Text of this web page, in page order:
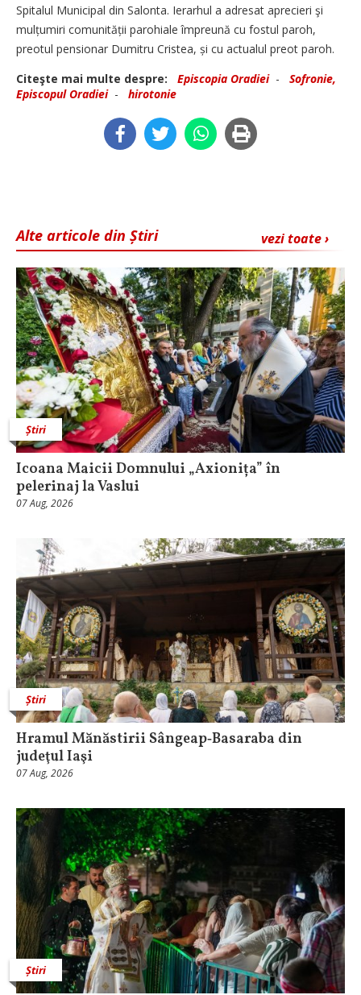
Spitalul Muni­cipal din Salonta. Ierarhul a adresat aprecieri şi
mulțumiri comu­ni­tății parohiale împreună cu fostul paroh,
preotul pensionar Dumitru Cristea, și cu actualul preot paroh.
Citeşte mai multe despre:
Episcopia Oradiei- Sofronie,
Episcopul Oradiei- hirotonie
vezi toate ›
Alte articole din Știri
Știri
Icoana Maicii Domnului „Axionița” în
pelerinaj la Vaslui
07 Aug, 2026
Știri
Hramul Mănăstirii Sângeap‑Basaraba din
judeţul Iaşi
07 Aug, 2026
Știri